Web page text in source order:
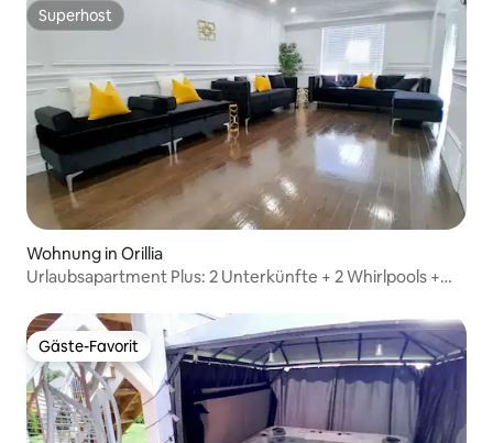
Superhost
Superhost
Wohnung in Orillia
Urlaubsapartment Plus: 2 Unterkünfte + 2 Whirlpools +
Gäste-Favorit
Gäste-Favorit